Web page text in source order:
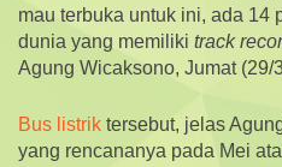
mau terbuka untuk ini, ada 14
dunia yang memiliki track
Agung Wicaksono, Jumat (29/
Bus listrik tersebut, jelas
yang rencananya pada Mei